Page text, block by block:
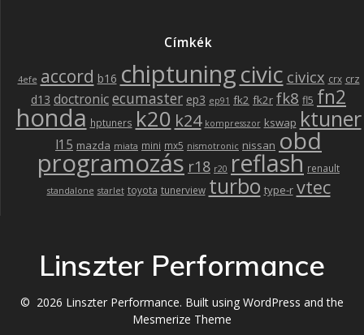
Címkék
4efe accord b16 chiptuningcivic civicx crx crz
d13 doctronicecumaster ep3 ep91 fk2 fk2r fk8 fl5 fn2
honda hptuners k20 k24 kompresszor kswap ktuner
l15 mazda miata mini mx5 nismotronic nissan obd
programozás r18 r20 reflash renault
standalone starlet toyota tunerview turbo type-r vtec
Linszter Performance
© 2026 Linszter Performance. Built using WordPress and the
Mesmerize Theme